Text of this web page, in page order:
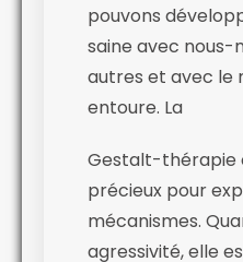
pouvons
saine avec nous-
autres et avec le
entoure. La
Gestalt-thérapie
précieux pour
mécanismes.
agressivité, elle